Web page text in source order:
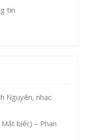
tin
Nguyên, nhạc:
biếc) – Phan